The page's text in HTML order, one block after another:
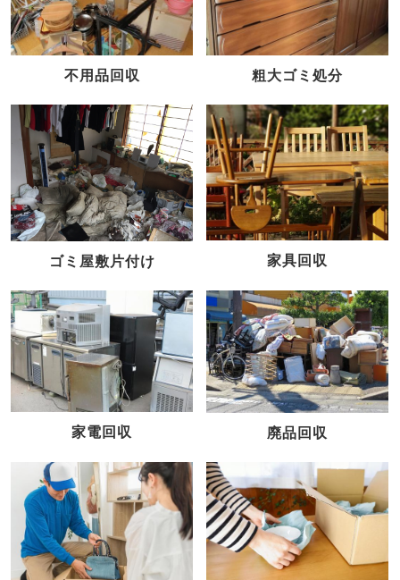
不用品回収 粗大ゴミ処分
ゴミ屋敷片付け 家具回収
家電回収 廃品回収